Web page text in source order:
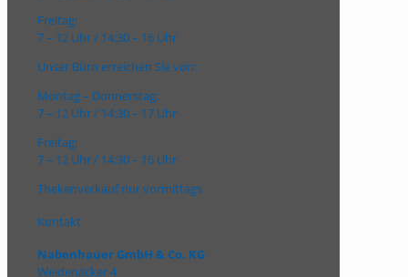
Freitag:
7 – 12 Uhr / 14:30 – 16 Uhr
Unser Büro erreichen Sie von:
Montag – Donnerstag:
7 – 12 Uhr / 14:30 – 17 Uhr
Freitag:
7 – 12 Uhr / 14:30 – 16 Uhr
Thekenverkauf nur vormittags
Kontakt
Nabenhauer GmbH & Co. KG
Weidenäcker 4